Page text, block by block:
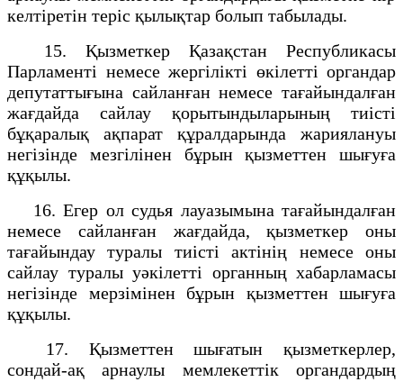
келтіретін теріс қылықтар болып табылады.
15. Қызметкер Қазақстан Республикасы
Парламенті немесе жергілікті өкілетті органдар
депутаттығына сайланған немесе тағайындалған
жағдайда сайлау қорытындыларының тиісті
бұқаралық ақпарат құралдарында жариялануы
негізінде мезгілінен бұрын қызметтен шығуға
құқылы.
16. Егер ол судья лауазымына тағайындалған
немесе сайланған жағдайда, қызметкер оны
тағайындау туралы тиісті актінің немесе оны
сайлау туралы уәкілетті органның хабарламасы
негізінде мерзімінен бұрын қызметтен шығуға
құқылы.
17. Қызметтен шығатын қызметкерлер,
сондай-ақ арнаулы мемлекеттік органдардың